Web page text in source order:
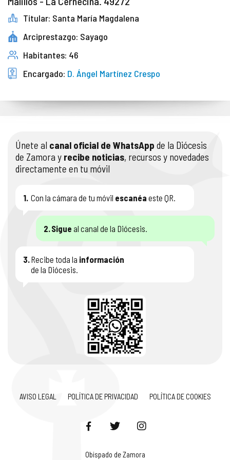
Titular: Santa María Magdalena
Arciprestazgo: Sayago
Habitantes: 46
Encargado: D. Ángel Martínez Crespo
Únete al canal oficial de WhatsApp de la Diócesis
de Zamora y recibe noticias, recursos y novedades
directamente en tu móvil
1. Con la cámara de tu móvil escanéa este QR.
2.Sigue al canal de la Diócesis.
3.Recibe toda la información
de la Diócesis.
AVISO LEGAL POLÍTICA DE PRIVACIDAD POLÍTICA DE COOKIES
Obispado de Zamora